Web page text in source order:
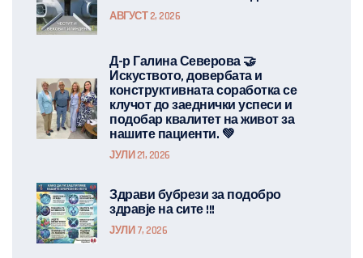
АВГУСТ 2, 2026
Д-р Галина Северова 🤝
Искуството, довербата и
конструктивната соработка се
клучот до заеднички успеси и
подобар квалитет на живот за
нашите пациенти. 💚
ЈУЛИ 21, 2026
Здрави бубрези за подобро
здравје на сите !!!
ЈУЛИ 7, 2026